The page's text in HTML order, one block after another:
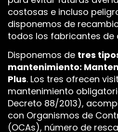
costosas e incluso
disponemos de
todos los fabricantes de
Disponemos de tres
mantenimiento:
Plus. Los tres ofrecen
mantenimiento
Decreto 88/2013),
con Organismos de
(OCAs), número de